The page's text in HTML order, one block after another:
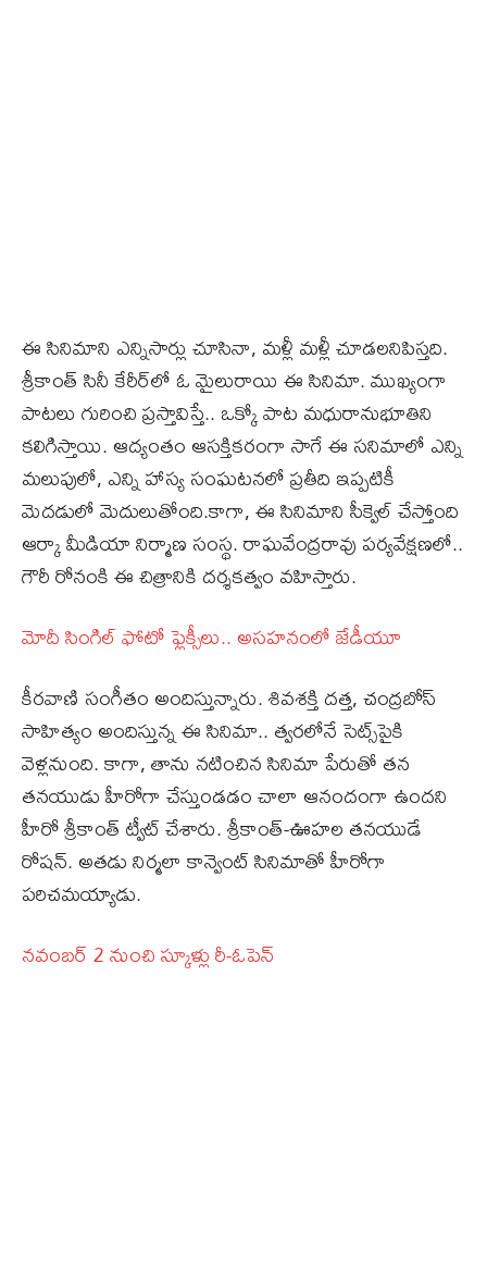
ఈ సినిమాని ఎన్నిసార్లు చూసినా, మళ్లీ మళ్లీ చూడలనిపిస్తది.
శ్రీకాంత్‌ సినీ కేరీర్‌లో ఓ మైలురాయి ఈ సినిమా. ముఖ్యంగా
పాటలు గురించి ప్రస్తావిస్తే.. ఒక్కో పాట మధురానుభూతిని
కలిగిస్తాయి. ఆద్యంతం ఆసక్తికరంగా సాగే ఈ సనిమాలో ఎన్ని
మలుపులో, ఎన్ని హాస్య సంఘటనలో ప్రతీది ఇప్పటికీ
మెదడులో మెదులుతోంది.కాగా, ఈ సినిమాని సీక్వెల్‌ చేస్తోంది
ఆర్కా మీడియా నిర్మాణ సంస్థ. రాఘవేంద్రరావు పర్యవేక్షణలో..
గౌరీ రోనంకి ఈ చిత్రానికి దర్శకత్వం వహిస్తారు.
మోదీ సింగిల్‌ ఫోటో ఫ్లెక్సీలు.. అసహనంలో జేడీయూ
కీరవాణి సంగీతం అందిస్తున్నారు. శివశక్తి దత్త, చంద్రబోస్‌
సాహిత్యం అందిస్తున్న ఈ సినిమా.. త్వరలోనే సెట్స్‌పైకి
వెళ్లనుంది. కాగా, తాను నటించిన సినిమా పేరుతో తన
తనయుడు హీరోగా చేస్తుండడం చాలా ఆనందంగా ఉందని
హీరో శ్రీకాంత్‌ ట్వీట్‌ చేశారు. శ్రీకాంత్‌-ఊహల తనయుడే
రోషన్‌. అతడు నిర్మలా కాన్వెంట్‌ సినిమాతో హీరోగా
పరిచమయ్యాడు.
నవంబర్‌ 2 నుంచి స్కూళ్లు రీ-ఓపెన్‌